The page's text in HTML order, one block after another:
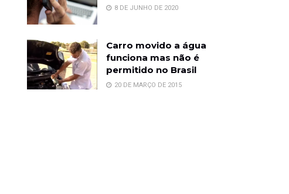
8 DE JUNHO DE 2020
Carro movido a água
funciona mas não é
permitido no Brasil
20 DE MARÇO DE 2015